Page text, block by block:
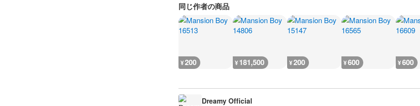
同じ作者の商品
¥200 ¥181,500 ¥200 ¥600 ¥600
Dreamy Official